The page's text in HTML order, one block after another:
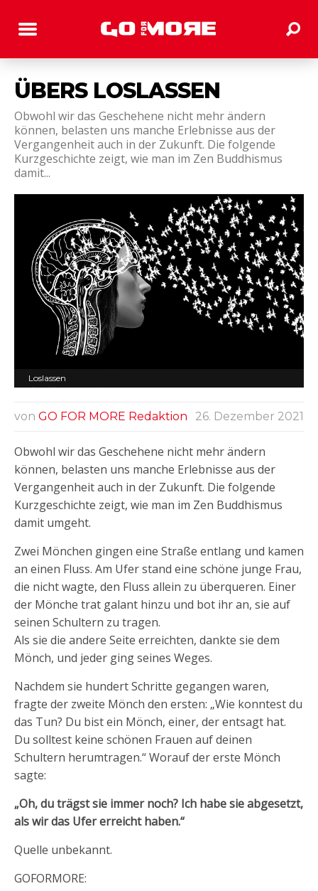
ÜBERS LOSLASSEN
Obwohl wir das Geschehene nicht mehr ändern
können, belasten uns manche Erlebnisse aus der
Vergangenheit auch in der Zukunft. Die folgende
Kurzgeschichte zeigt, wie man im Zen Buddhismus
damit...
Loslassen
von GO FOR MORE Redaktion 26. Dezember 2021
Obwohl wir das Geschehene nicht mehr ändern
können, belasten uns manche Erlebnisse aus der
Vergangenheit auch in der Zukunft. Die folgende
Kurzgeschichte zeigt, wie man im Zen Buddhismus
damit umgeht.
Zwei Mönchen gingen eine Straße entlang und kamen
an einen Fluss. Am Ufer stand eine schöne junge Frau,
die nicht wagte, den Fluss allein zu überqueren. Einer
der Mönche trat galant hinzu und bot ihr an, sie auf
seinen Schultern zu tragen.
Als sie die andere Seite erreichten, dankte sie dem
Mönch, und jeder ging seines Weges.
Nachdem sie hundert Schritte gegangen waren,
fragte der zweite Mönch den ersten: „Wie konntest du
das Tun? Du bist ein Mönch, einer, der entsagt hat.
Du solltest keine schönen Frauen auf deinen
Schultern herumtragen.“ Worauf der erste Mönch
sagte:
„Oh, du trägst sie immer noch? Ich habe sie abgesetzt,
als wir das Ufer erreicht haben.“
Quelle unbekannt.
GOFORMORE: